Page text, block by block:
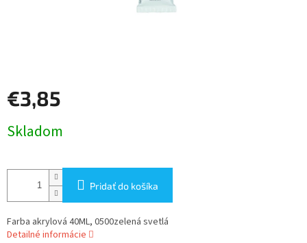
€3,85
cena:
Skladom
Pridať do košíka
Farba akrylová 40ML, 0500zelená svetlá
Detailné informácie